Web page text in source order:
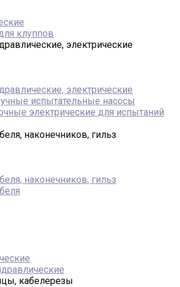
клуппов
электрические
электрические
испытательные насосы
электрические для испытаний
наконечников, гильз
наконечников, гильз
кабелерезы